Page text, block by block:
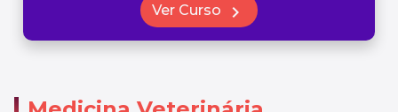
Ver Curso chevron_right